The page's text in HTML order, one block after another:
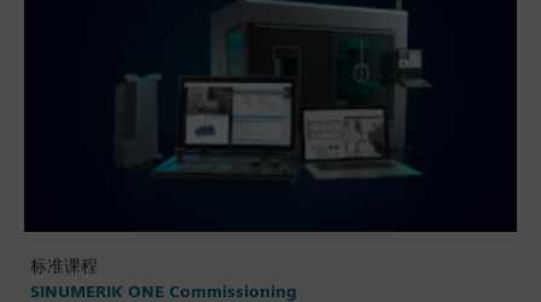
标准课程
SINUMERIK ONE Commissioning